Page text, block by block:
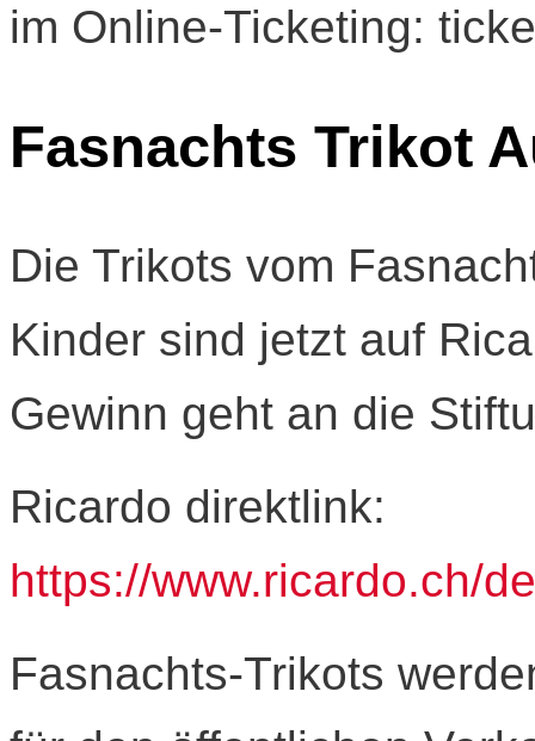
im Online-Ticketing:
Fasnachts Trikot
Die Trikots vom
Kinder sind jetzt auf
Gewinn geht an die
Ricardo direktlink:
https://www.ricardo.ch/
Fasnachts-Trikots